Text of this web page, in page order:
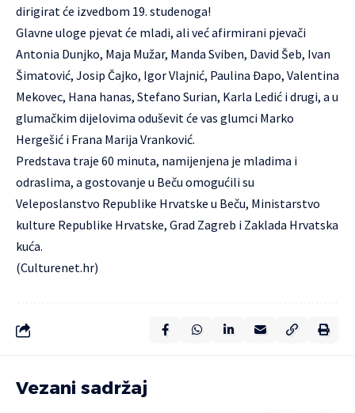
dirigirat će izvedbom 19. studenoga!
Glavne uloge pjevat će mladi, ali već afirmirani pjevači
Antonia Dunjko, Maja Mužar, Manda Sviben, David Šeb, Ivan
Šimatović, Josip Čajko, Igor Vlajnić, Paulina Đapo, Valentina
Mekovec, Hana hanas, Stefano Surian, Karla Ledić i drugi, a u
glumačkim dijelovima oduševit će vas glumci Marko
Hergešić i Frana Marija Vranković.
Predstava traje 60 minuta, namijenjena je mladima i
odraslima, a gostovanje u Beču omogućili su
Veleposlanstvo Republike Hrvatske u Beču, Ministarstvo
kulture Republike Hrvatske, Grad Zagreb i Zaklada Hrvatska
kuća.
(Culturenet.hr)
Vezani sadržaj